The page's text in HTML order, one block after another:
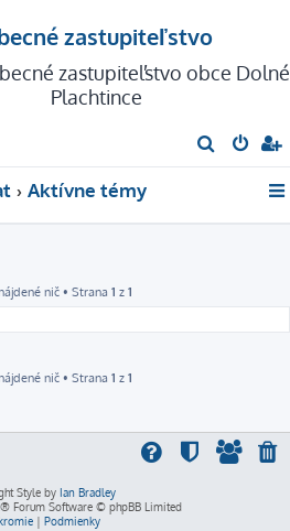
zastupiteľstvo
zastupiteľstvo obce Dolné
Plachtince
ľ
d
Aktívne témy
nič • Strana 1 z 1
nič • Strana 1 z 1
Style by Ian Bradley
® Forum Software © phpBB Limited
| Podmienky